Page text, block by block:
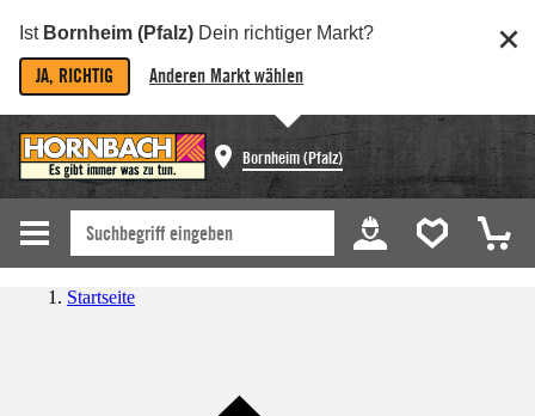
Ist Bornheim (Pfalz) Dein richtiger Markt?
JA, RICHTIG Anderen Markt wählen
Bornheim (Pfalz)
Startseite